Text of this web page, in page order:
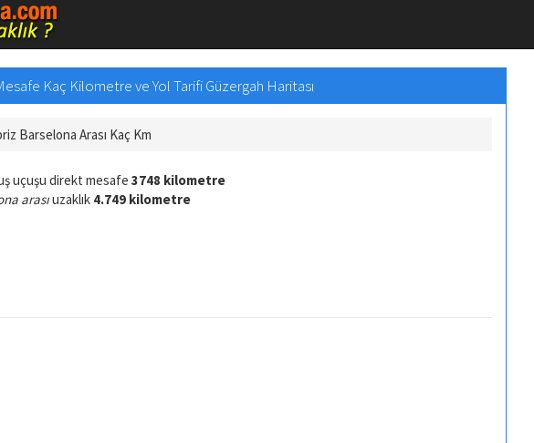
Kaç Kilometre ve Yol Tarifi Güzergah Haritası
Barselona Arası Kaç Km
uçuşu direkt mesafe 3748 kilometre
arasıuzaklık 4.749 kilometre